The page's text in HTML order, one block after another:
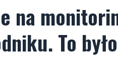
na
To było